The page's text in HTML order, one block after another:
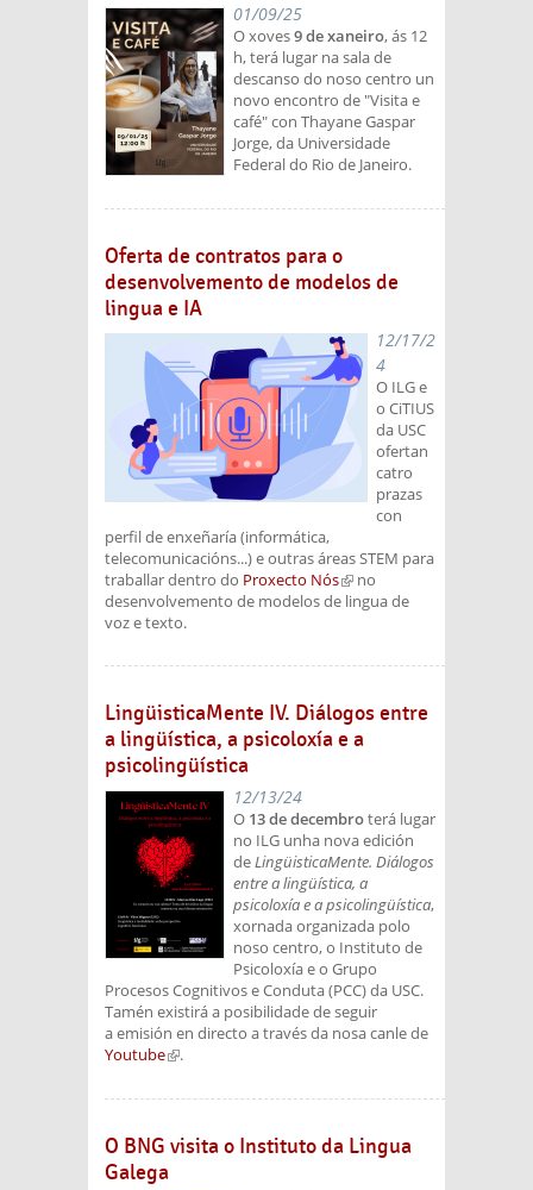
01/09/25
O xoves9 de xaneiro, ás 12
h, terá lugar na sala de
descanso do noso centro un
novo encontro de "Visita e
café" con Thayane Gaspar
Jorge, da Universidade
Federal do Rio de Janeiro.
Oferta de contratos para o
desenvolvemento de modelos de
lingua e IA
12/17/2
4
O ILG e
o CiTIUS
da USC
ofertan
catro
prazas
con
perfil de enxeñaría (informática,
telecomunicacións...) e outras áreas STEM para
traballar dentro do Proxecto Nós(link is
external)
no
desenvolvemento de modelos de lingua de
voz e texto.
LingüisticaMente IV. Diálogos entre
a lingüística, a psicoloxía e a
psicolingüística
12/13/24
O 13 de decembroterá lugar
no ILG unha nova edición
deLingüisticaMente. Diálogos
entre a lingüística, a
psicoloxía e a psicolingüística,
xornada organizada polo
noso centro, o Instituto de
Psicoloxía e o Grupo
Procesos Cognitivos e Conduta (PCC) da USC.
Tamén existirá a posibilidade de seguir
a emisión en directo a través da nosa canle de
Youtube(link is external)
.
O BNG visita o Instituto da Lingua
Galega